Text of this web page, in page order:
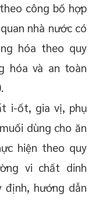
công bố hợp
nhà nước có
hóa theo quy
hóa và an toàn
i-ốt, gia vị, phụ
dùng cho ăn
hiện theo quy
vi chất dinh
định, hướng dẫn